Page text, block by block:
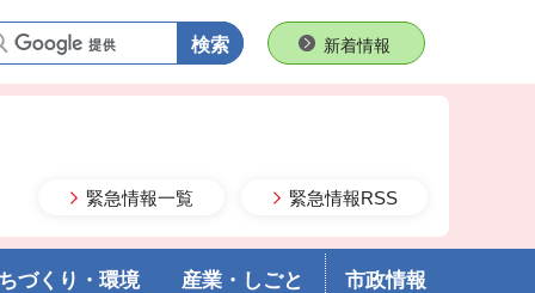
緊急情報一覧 緊急情報RSS
語句で検索新着情報
づくり・環境 産業・しごと 市政情報